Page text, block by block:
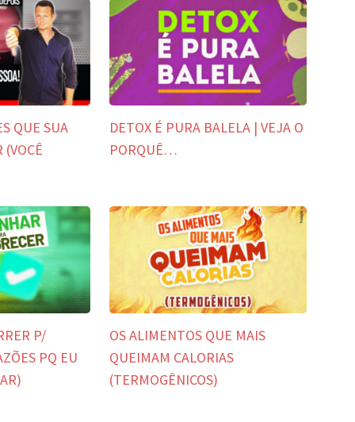
QUE SUA
(VOCÊ
DETOX É PURA BALELA | VEJA O
PORQUÊ…
P/
PQ EU
OS ALIMENTOS QUE MAIS
QUEIMAM CALORIAS
(TERMOGÊNICOS)